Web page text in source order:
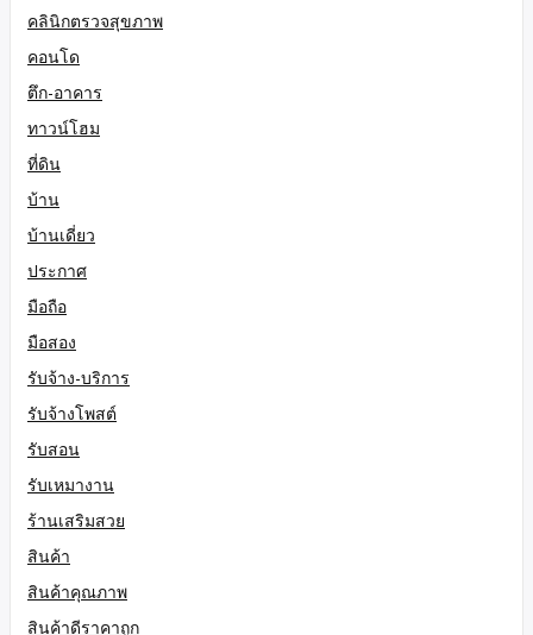
คลินิกตรวจสุขภาพ
คอนโด
ตึก-อาคาร
ทาวน์โฮม
ที่ดิน
บ้าน
บ้านเดี่ยว
ประกาศ
มือถือ
มือสอง
รับจ้าง-บริการ
รับจ้างโพสต์
รับสอน
รับเหมางาน
ร้านเสริมสวย
สินค้า
สินค้าคุณภาพ
สินค้าดีราคาถูก